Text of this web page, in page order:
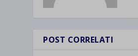
POST CORRELATI